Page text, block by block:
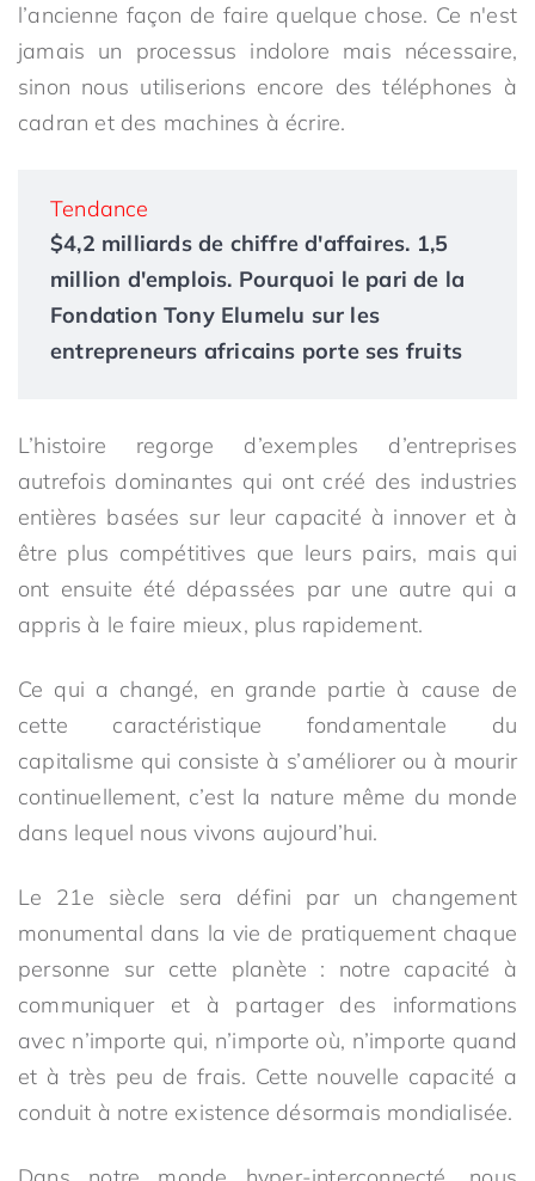
l’ancienne façon de faire quelque chose. Ce n'est
jamais un processus indolore mais nécessaire,
sinon nous utiliserions encore des téléphones à
cadran et des machines à écrire.
Tendance
$4,2 milliards de chiffre d'affaires. 1,5
million d'emplois. Pourquoi le pari de la
Fondation Tony Elumelu sur les
entrepreneurs africains porte ses fruits
L’histoire regorge d’exemples d’entreprises
autrefois dominantes qui ont créé des industries
entières basées sur leur capacité à innover et à
être plus compétitives que leurs pairs, mais qui
ont ensuite été dépassées par une autre qui a
appris à le faire mieux, plus rapidement.
Ce qui a changé, en grande partie à cause de
cette caractéristique fondamentale du
capitalisme qui consiste à s’améliorer ou à mourir
continuellement, c’est la nature même du monde
dans lequel nous vivons aujourd’hui.
Le 21e siècle sera défini par un changement
monumental dans la vie de pratiquement chaque
personne sur cette planète : notre capacité à
communiquer et à partager des informations
avec n’importe qui, n’importe où, n’importe quand
et à très peu de frais. Cette nouvelle capacité a
conduit à notre existence désormais mondialisée.